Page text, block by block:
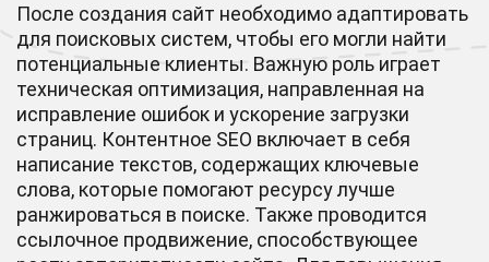
После создания сайт необходимо адаптировать
для поисковых систем, чтобы его могли найти
потенциальные клиенты. Важную роль играет
техническая оптимизация, направленная на
исправление ошибок и ускорение загрузки
страниц. Контентное SEO включает в себя
написание текстов, содержащих ключевые
слова, которые помогают ресурсу лучше
ранжироваться в поиске. Также проводится
ссылочное продвижение, способствующее